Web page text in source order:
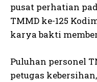
pusat perhatian
TMMD ke-125
karya bakti
Puluhan personel
petugas